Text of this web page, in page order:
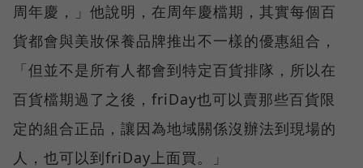
周年慶，」他說明，在周年慶檔期，其實每個百
貨都會與美妝保養品牌推出不一樣的優惠組合，
「但並不是所有人都會到特定百貨排隊，所以在
百貨檔期過了之後，friDay也可以賣那些百貨限
定的組合正品，讓因為地域關係沒辦法到現場的
人，也可以到friDay上面買。」